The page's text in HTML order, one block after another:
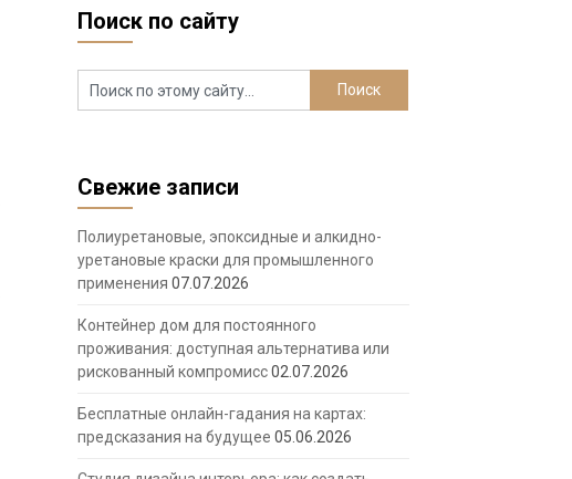
Поиск по сайту
Свежие записи
Полиуретановые, эпоксидные и алкидно-
уретановые краски для промышленного
применения 07.07.2026
Контейнер дом для постоянного
проживания: доступная альтернатива или
рискованный компромисс02.07.2026
Бесплатные онлайн-гадания на картах:
предсказания на будущее 05.06.2026